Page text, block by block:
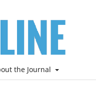
the Journal